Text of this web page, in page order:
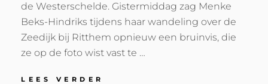
de Westerschelde. Gistermiddag zag Menke
Beks-Hindriks tijdens haar wandeling over de
Zeedijk bij Ritthem opnieuw een bruinvis, die
ze op de foto wist vast te …
LEES VERDER